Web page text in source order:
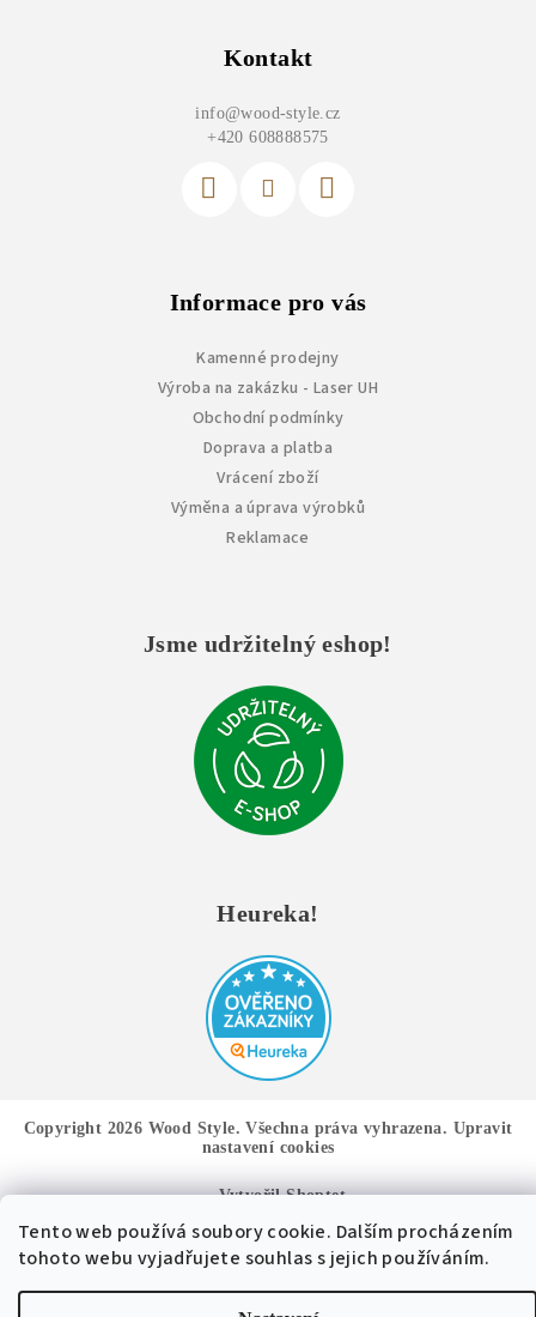
Tento web používá soubory cookie. Dalším procházením
tohoto webu vyjadřujete souhlas s jejich používáním.
Kontakt
info@wood-style.cz
+420 608888575
Informace pro vás
Kamenné prodejny
Výroba na zakázku - Laser UH
Obchodní podmínky
Doprava a platba
Vrácení zboží
Výměna a úprava výrobků
Reklamace
Jsme udržitelný eshop!
Heureka!
Copyright 2026 Wood Style. Všechna práva vyhrazena. Upravit
nastavení cookies
Vytvořil Shoptet